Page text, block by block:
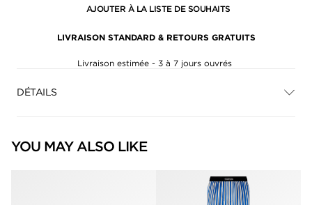
AJOUTER À LA LISTE DE SOUHAITS
LIVRAISON STANDARD & RETOURS GRATUITS
Livraison estimée - 3 à 7 jours ouvrés
DÉTAILS
YOU MAY ALSO LIKE